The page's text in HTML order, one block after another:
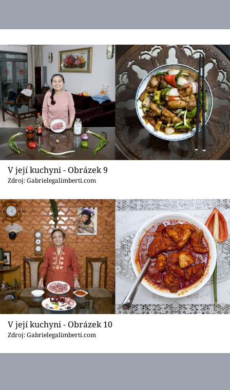
V její kuchyni - Obrázek 9
Zdroj: Gabrielegalimberti.com
V její kuchyni - Obrázek 10
Zdroj: Gabrielegalimberti.com